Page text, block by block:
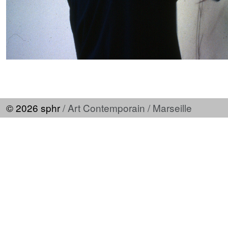
© 2026 sphr/ Art Contemporain / Marseille